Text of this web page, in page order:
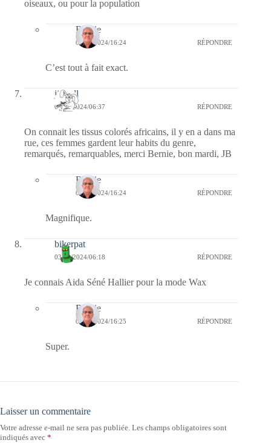
oiseaux, ou pour la population
Bernie
04/12/2024/16:24 RÉPONDRE
C’est tout à fait exact.
jill bill
03/12/2024/06:37 RÉPONDRE
On connait les tissus colorés africains, il y en a dans ma
rue, ces femmes gardent leur habits du genre,
remarqués, remarquables, merci Bernie, bon mardi, JB
Bernie
04/12/2024/16:24 RÉPONDRE
Magnifique.
bikerpat
03/12/2024/06:18 RÉPONDRE
Je connais Aida Séné Hallier pour la mode Wax
Bernie
04/12/2024/16:25 RÉPONDRE
Super.
Laisser un commentaire
Votre adresse e-mail ne sera pas publiée. Les champs obligatoires sont
indiqués avec *